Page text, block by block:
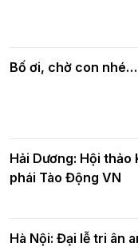
nhân mùa Phật đảnquả
Bố ơi, chờ con nhé…
Hải Dương: Hội thảo
phái Tào Động VN
Hà Nội: Đại lễ tri ân